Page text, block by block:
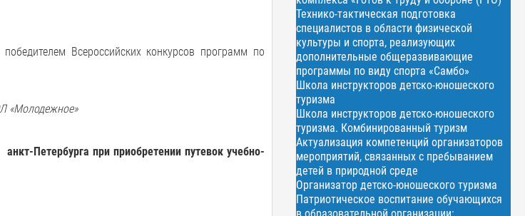
Всероссийских конкурсов программ по
«Молодежное»
анкт-Петербурга при приобретении путевокучебно-
Технико-тактическая подготовка
специалистов в области физической
культуры и спорта, реализующих
дополнительные общеразвивающие
программы по виду спорта «Самбо»
Школа инструкторов детско-юношеского
туризма
Школа инструкторов детско-юношеского
туризма. Комбинированный туризм
Актуализация компетенций организаторов
мероприятий, связанных с пребыванием
детей в природной среде
Организатор детско-юношеского туризма
Патриотическое воспитание обучающихся
в образовательной организации: